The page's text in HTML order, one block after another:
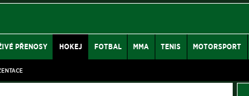
PŘENOSY HOKEJ FOTBAL MMA TENIS MOTORSPORT